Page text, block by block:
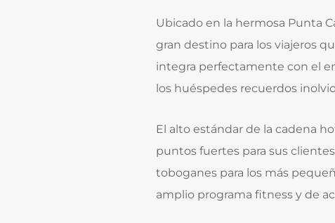
Ubicado en la hermosa Punta
gran destino para los viajeros
integra perfectamente con el
los huéspedes recuerdos
El alto estándar de la cadena
puntos fuertes para sus
toboganes para los más
amplio programa fitness y de